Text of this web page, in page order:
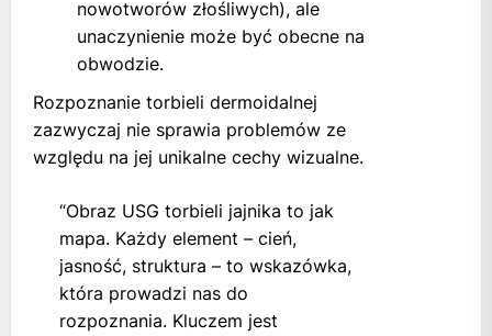
nowotworów złośliwych), ale
unaczynienie może być obecne na
obwodzie.
Rozpoznanie torbieli dermoidalnej
zazwyczaj nie sprawia problemów ze
względu na jej unikalne cechy wizualne.
“Obraz USG torbieli jajnika to jak
mapa. Każdy element – cień,
jasność, struktura – to wskazówka,
która prowadzi nas do
rozpoznania. Kluczem jest